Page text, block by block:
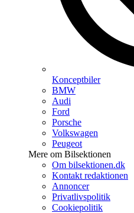
Konceptbiler
BMW
Audi
Ford
Porsche
Volkswagen
Peugeot
Mere om Bilsektionen
Om bilsektionen.dk
Kontakt redaktionen
Annoncer
Privatlivspolitik
Cookiepolitik